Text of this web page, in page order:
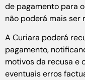
de pagamento para
não poderá mais ser
A Curiara poderá
pagamento,
motivos da recusa e
eventuais erros